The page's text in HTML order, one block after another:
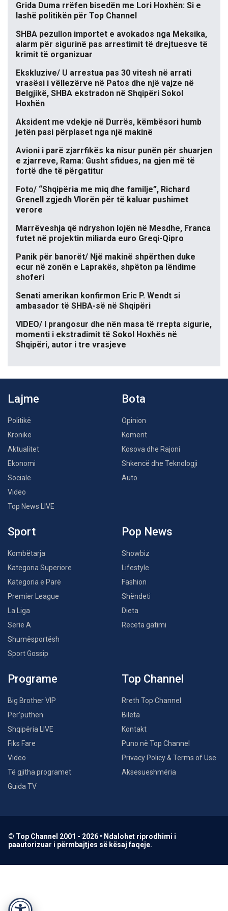
Grida Duma rrëfen bisedën me Lori Hoxhën: Si e
lashë politikën për Top Channel
SHBA pezullon importet e avokados nga Meksika,
alarm për sigurinë pas arrestimit të drejtuesve të
krimit të organizuar
Ekskluzive/ U arrestua pas 30 vitesh në arrati
vrasësi i vëllezërve në Patos dhe një vajze në
Belgjikë, SHBA ekstradon në Shqipëri Sokol
Hoxhën
Aksident me vdekje në Durrës, këmbësori humb
jetën pasi përplaset nga një makinë
Avioni i parë zjarrfikës ka nisur punën për shuarjen
e zjarreve, Rama: Gusht sfidues, na gjen më të
fortë dhe të përgatitur
Foto/ “Shqipëria me miq dhe familje”, Richard
Grenell zgjedh Vlorën për të kaluar pushimet
verore
Marrëveshja që ndryshon lojën në Mesdhe, Franca
futet në projektin miliarda euro Greqi-Qipro
Panik për banorët/ Një makinë shpërthen duke
ecur në zonën e Laprakës, shpëton pa lëndime
shoferi
Senati amerikan konfirmon Eric P. Wendt si
ambasador të SHBA-së në Shqipëri
VIDEO/ I prangosur dhe nën masa të rrepta sigurie,
momenti i ekstradimit të Sokol Hoxhës në
Shqipëri, autor i tre vrasjeve
Lajme
Politikë
Kronikë
Aktualitet
Ekonomi
Sociale
Video
Top News LIVE
Bota
Opinion
Koment
Kosova dhe Rajoni
Shkencë dhe Teknologji
Auto
Sport
Kombëtarja
Kategoria Superiore
Kategoria e Parë
Premier League
La Liga
Serie A
Shumësportësh
Sport Gossip
Pop News
Showbiz
Lifestyle
Fashion
Shëndeti
Dieta
Receta gatimi
Programe
Big Brother VIP
Për’puthen
Shqipëria LIVE
Fiks Fare
Video
Të gjitha programet
Guida TV
Top Channel
Rreth Top Channel
Bileta
Kontakt
Puno në Top Channel
Privacy Policy & Terms of Use
Aksesueshmëria
© Top Channel 2001 - 2026 • Ndalohet riprodhimi i
paautorizuar i përmbajtjes së kësaj faqeje.